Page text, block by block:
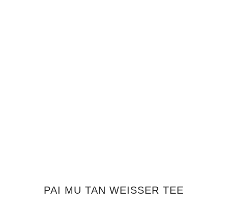
PAI MU TAN WEISSER TEE